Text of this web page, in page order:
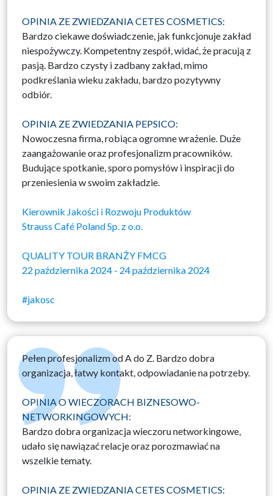
OPINIA ZE ZWIEDZANIA CETES COSMETICS:
Bardzo ciekawe doświadczenie, jak funkcjonuje zakład
niespożywczy. Kompetentny zespół, widać, że pracują z
pasją. Bardzo czysty i zadbany zakład, mimo
podkreślania wieku zakładu, bardzo pozytywny
odbiór.
OPINIA ZE ZWIEDZANIA PEPSICO:
Nowoczesna firma, robiąca ogromne wrażenie. Duże
zaangażowanie oraz profesjonalizm pracowników.
Budujące spotkanie, sporo pomysłów i inspiracji do
przeniesienia w swoim zakładzie.
Kierownik Jakości i Rozwoju Produktów
Strauss Café Poland Sp. z o.o.
QUALITY TOUR BRANŻY FMCG
22 października 2024 - 24 października 2024
#jakosc
Pełen profesjonalizm od A do Z. Bardzo dobra
organizacja, łatwy kontakt, odpowiadanie na potrzeby.
OPINIA O WIECZORACH BIZNESOWO-
NETWORKINGOWYCH:
Bardzo dobra organizacja wieczoru networkingowe,
udało się nawiązać relacje oraz porozmawiać na
wszelkie tematy.
OPINIA ZE ZWIEDZANIA CETES COSMETICS: